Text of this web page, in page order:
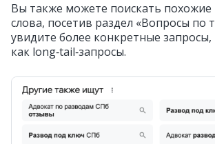
Вы также можете поискать
слова, посетив раздел «Вопросы по
увидите более конкретные запросы,
как long‑tail‑запросы.